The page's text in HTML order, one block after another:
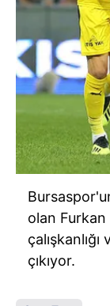
olan
çıkıyor.